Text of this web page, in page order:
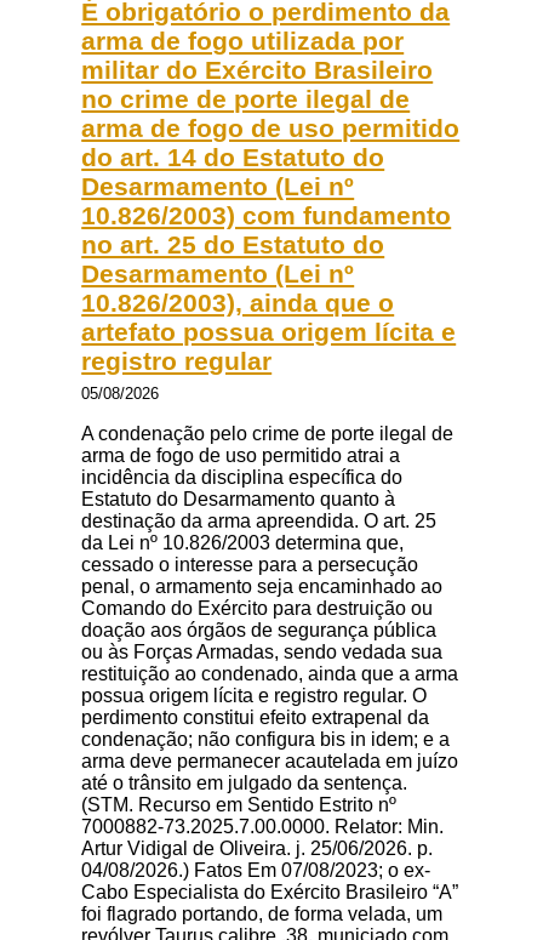
É obrigatório o perdimento da
arma de fogo utilizada por
militar do Exército Brasileiro
no crime de porte ilegal de
arma de fogo de uso permitido
do art. 14 do Estatuto do
Desarmamento (Lei nº
10.826/2003) com fundamento
no art. 25 do Estatuto do
Desarmamento (Lei nº
10.826/2003), ainda que o
artefato possua origem lícita e
registro regular
05/08/2026
A condenação pelo crime de porte ilegal de
arma de fogo de uso permitido atrai a
incidência da disciplina específica do
Estatuto do Desarmamento quanto à
destinação da arma apreendida. O art. 25
da Lei nº 10.826/2003 determina que,
cessado o interesse para a persecução
penal, o armamento seja encaminhado ao
Comando do Exército para destruição ou
doação aos órgãos de segurança pública
ou às Forças Armadas, sendo vedada sua
restituição ao condenado, ainda que a arma
possua origem lícita e registro regular. O
perdimento constitui efeito extrapenal da
condenação; não configura bis in idem; e a
arma deve permanecer acautelada em juízo
até o trânsito em julgado da sentença.
(STM. Recurso em Sentido Estrito nº
7000882-73.2025.7.00.0000. Relator: Min.
Artur Vidigal de Oliveira. j. 25/06/2026. p.
04/08/2026.) Fatos Em 07/08/2023; o ex-
Cabo Especialista do Exército Brasileiro “A”
foi flagrado portando, de forma velada, um
revólver Taurus calibre .38, municiado com